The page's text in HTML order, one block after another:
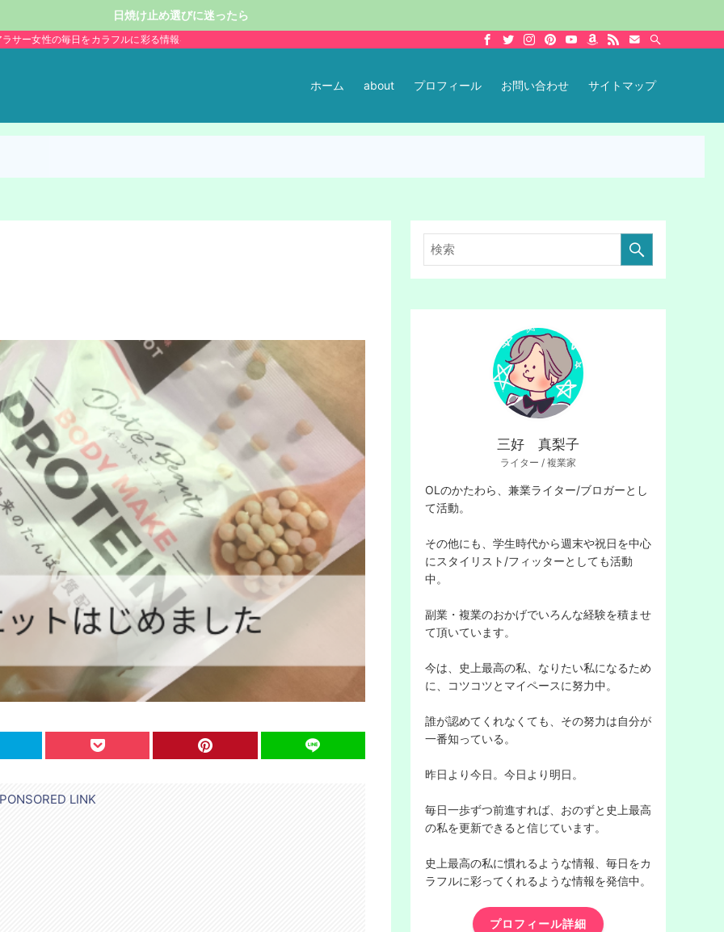
日焼け止め選びに迷ったら
サー女性の毎日をカラフルに彩る情報を発信。
ホーム about プロフィール お問い合わせ サイトマップ
LINK
す
る
三好 真梨子
ライター / 複業家
OLのかたわら、兼業ライター/ブロガーとし
て活動。
その他にも、学生時代から週末や祝日を中心
にスタイリスト/フィッターとしても活動
中。
副業・複業のおかげでいろんな経験を積ませ
て頂いています。
今は、史上最高の私、なりたい私になるため
に、コツコツとマイペースに努力中。
誰が認めてくれなくても、その努力は自分が
一番知っている。
昨日より今日。今日より明日。
毎日一歩ずつ前進すれば、おのずと史上最高
の私を更新できると信じています。
史上最高の私に慣れるような情報、毎日をカ
ラフルに彩ってくれるような情報を発信中。
プロフィール詳細